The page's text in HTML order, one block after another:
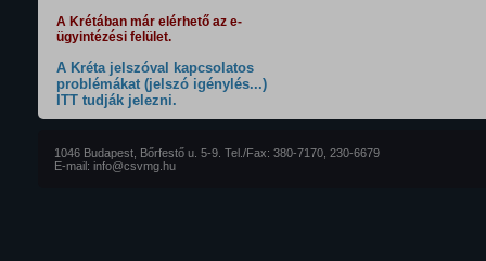
A Krétában már elérhető az e-
ügyintézési felület.
A Kréta jelszóval kapcsolatos
problémákat (jelszó igénylés...)
ITT tudják jelezni.
1046 Budapest, Bőrfestő u. 5-9. Tel./Fax: 380-7170, 230-6679
E-mail: info@csvmg.hu